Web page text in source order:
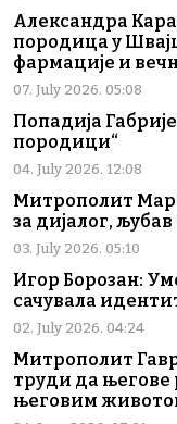
Александра
породица у
фармације и
07. July 2026. 05:08
Попадија
породици“
04. July 2026. 12:08
Митрополит
за дијалог,
03. July 2026. 05:10
Игор Борозан:
сачувала
02. July 2026. 04:24
Митрополит
труди да његове
његовим